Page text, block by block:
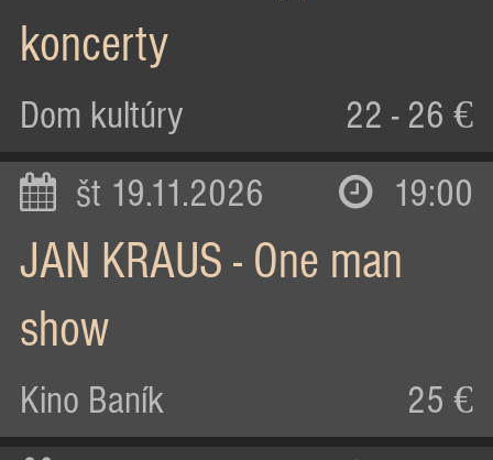
koncerty
Dom kultúry 22 - 26 €
št 19.11.2026 19:00
JAN KRAUS - One man
show
Kino Baník 25 €